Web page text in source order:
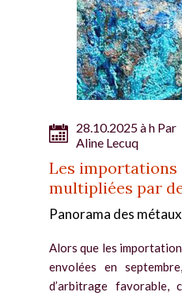
28.10.2025 à h Par
Aline Lecuq
Les importations
multipliées par
Panorama des
Alors que les
envolées en
d’arbitrage favorable,